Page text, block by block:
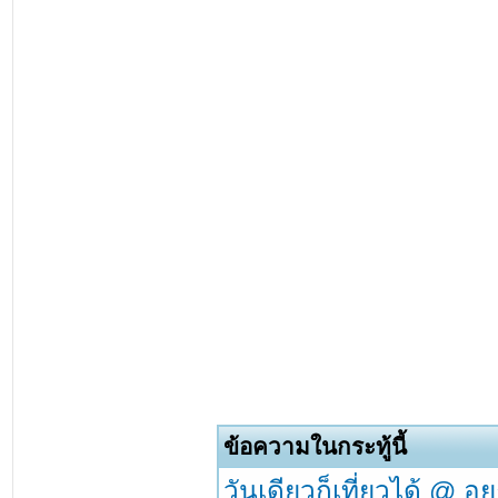
ข้อความในกระทู้นี้
วันเดียวก็เที่ยวได้ @ อ